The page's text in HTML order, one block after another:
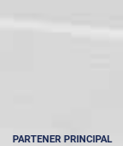
PARTENER PRINCIPAL